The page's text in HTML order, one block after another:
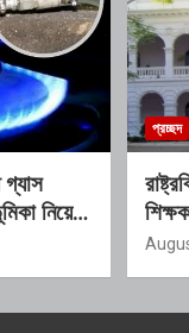
নিয়ে
প্রচ্ছদ